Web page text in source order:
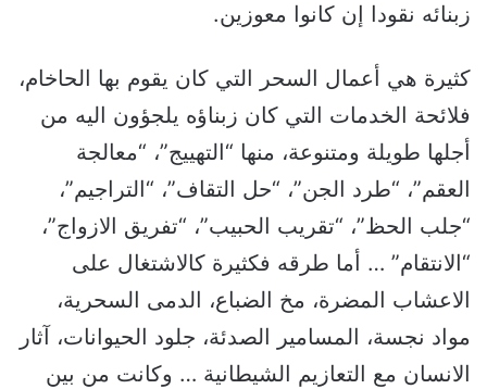
زبنائه نقودا إن كانوا معوزين.
كثيرة هي أعمال السحر التي كان يقوم بها الحاخام،
فلائحة الخدمات التي كان زبناؤه يلجؤون اليه من
أجلها طويلة ومتنوعة، منها “التهييج”، “معالجة
العقم”، “طرد الجن”، “حل التقاف”، “التراجيم”،
“جلب الحظ”، “تقريب الحبيب”، “تفريق الازواج”،
“الانتقام” … أما طرقه فكثيرة كالاشتغال على
الاعشاب المضرة، مخ الضباع، الدمى السحرية،
مواد نجسة، المسامير الصدئة، جلود الحيوانات، آثار
الانسان مع التعازيم الشيطانية … وكانت من بين